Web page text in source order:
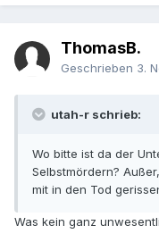
ThomasB.
Geschrieben 3.
utah-r schrieb:
Wo bitte ist da der
Selbstmördern?
mit in den Tod
Was kein ganz